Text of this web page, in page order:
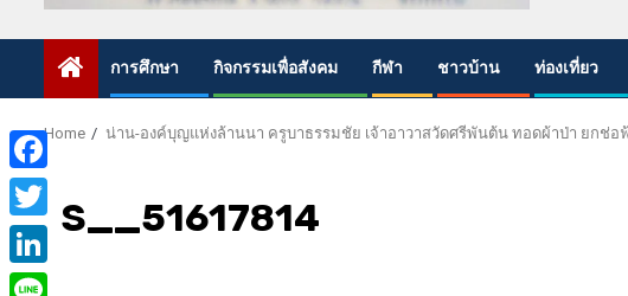
การศึกษา กิจกรรมเพื่อสังคม กีฬา ชาวบ้าน ท่องเที่ยว
Home น่าน-องค์บุญแห่งล้านนา ครูบาธรรมชัย เจ้าอาวาสวัดศรีพันต้น ทอดผ้าป่า ยกช่
S__51617814
Facebook
Twitter
LinkedIn